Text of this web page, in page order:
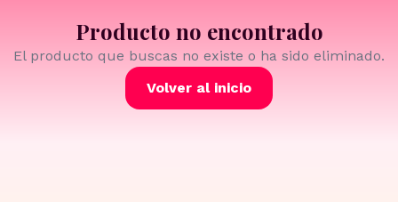
Producto no encontrado
El producto que buscas no existe o ha sido eliminado.
Volver al inicio